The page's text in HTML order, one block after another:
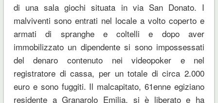
di una sala giochi situata in via San Donato. I
malviventi sono entrati nel locale a volto coperto e
armati di spranghe e coltelli e dopo aver
immobilizzato un dipendente si sono impossessati
del denaro contenuto nei videopoker e nel
registratore di cassa, per un totale di circa 2.000
euro e sono fuggiti. Il malcapitato, 61enne egiziano
residente a Granarolo Emilia, si è liberato e ha